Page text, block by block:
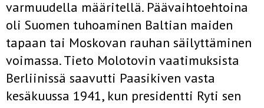
varmuudella määritellä. Päävaihtoehtoina
oli Suomen tuhoaminen Baltian maiden
tapaan tai Moskovan rauhan säilyttäminen
voimassa. Tieto Molotovin vaatimuksista
Berliinissä saavutti Paasikiven vasta
kesäkuussa 1941, kun presidentti Ryti sen